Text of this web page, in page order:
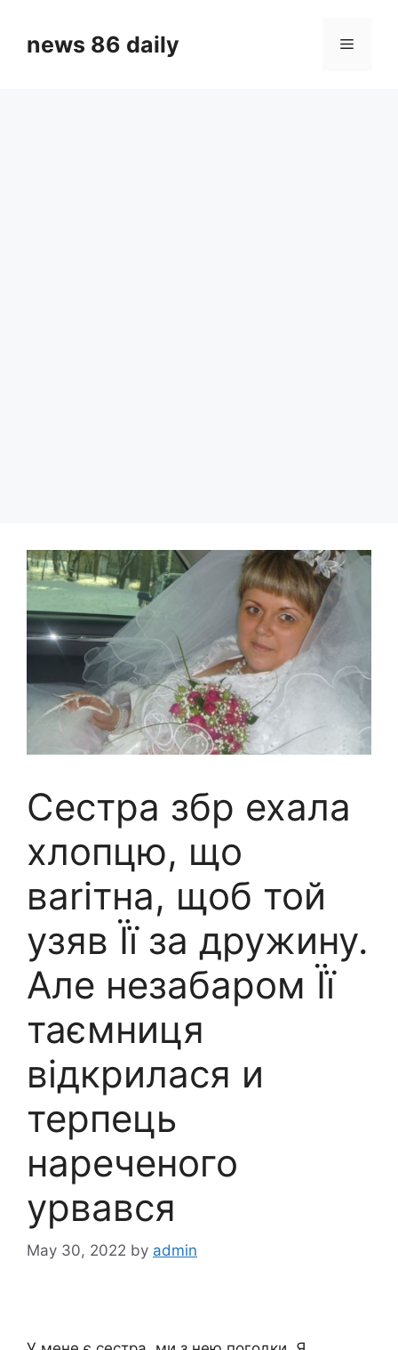
contentnews 86 daily Menu
Сестра збр ехала
хлопцю, що
ваrітна, щоб той
узяв Її за дружину.
Але незабаром Її
таємниця
відкрилася и
терпець
нареченого
урвався
May 30, 2022 by admin